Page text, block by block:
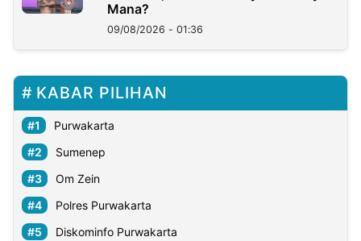
Mana?
09/08/2026 - 01:36
KABAR PILIHAN
Purwakarta
Sumenep
Om Zein
Polres Purwakarta
Diskominfo Purwakarta